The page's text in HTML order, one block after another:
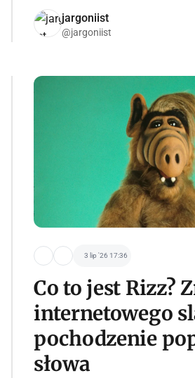
jargoniist
@jargoniist
3 lip '26 17:36
Co to jest Rizz?
internetowego
pochodzenie
słowa